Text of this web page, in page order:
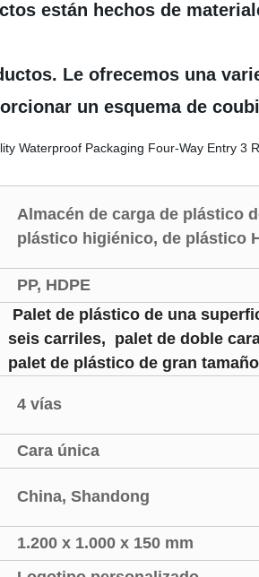
están hechos de
Le ofrecemos una
un esquema de
Almacén de carga de plástico
plástico higiénico, de plástico
PP, HDPE
Palet de plástico de una
seis carriles, palet de doble
palet de plástico de gran
4 vías
Cara única
China, Shandong
1.200 x 1.000 x 150 mm